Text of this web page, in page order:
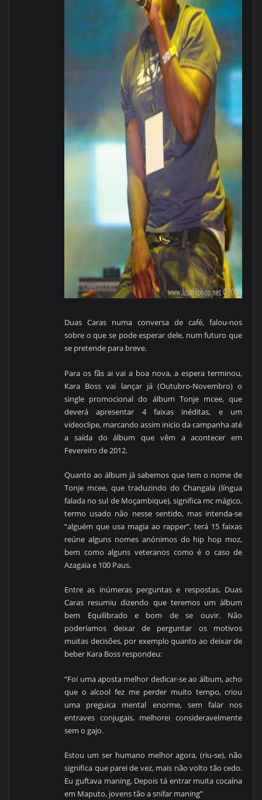
Duas Caras numa conversa de café, falou-nos
sobre o que se pode esperar dele, num futuro que
se pretende para breve.
Para os fãs ai vai a boa nova, a espera terminou,
Kara Boss vai lançar já (Outubro-Novembro) o
single promocional do álbum Tonje mcee, que
deverá apresentar 4 faixas inéditas, e um
videoclipe, marcando assim inicio da campanha até
a saída do álbum que vêm a acontecer em
Fevereiro de 2012.
Quanto ao álbum já sabemos que tem o nome de
Tonje mcee, que traduzindo do Changala (língua
falada no sul de Moçambique), significa mc mágico,
termo usado não nesse sentido, mas intenda-se
“alguém que usa magia ao rapper”, terá 15 faixas
reúne alguns nomes anónimos do hip hop moz,
bem como alguns veteranos como é o caso de
Azagaia e 100 Paus.
Entre as inúmeras perguntas e respostas, Duas
Caras resumiu dizendo que teremos um álbum
bem Equilibrado e bom de se ouvir. Não
poderíamos deixar de perguntar os motivos
muitas decisões, por exemplo quanto ao deixar de
beber Kara Boss respondeu:
“Foi uma aposta melhor dedicar-se ao álbum, acho
que o alcool fez me perder muito tempo, criou
uma preguica mental enorme, sem falar nos
entraves conjugais, melhorei consideravelmente
sem o gajo.
Estou um ser humano melhor agora, (riu-se), não
significa que parei de vez, mais não volto tão cedo.
Eu guftava maning, Depois tá entrar muita cocaína
em Maputo, jovens tão a snifar maning”